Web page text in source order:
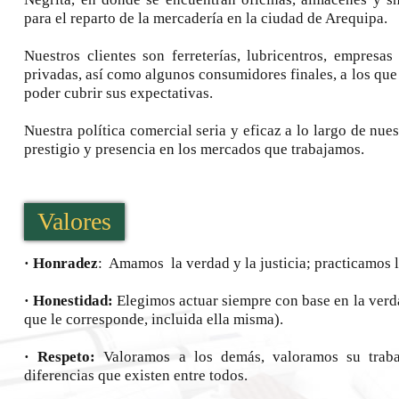
para el reparto de la mercadería en la ciudad de Arequipa.
Nuestros clientes son ferreterías, lubricentros,
privadas, así como algunos consumidores finales, a los
poder cubrir sus expectativas.
Nuestra política comercial seria y eficaz a lo largo de
prestigio y presencia en los mercados que trabajamos.
Valores
· Honradez: Amamos la verdad y la justicia; practicamos
· Honestidad:Elegimos actuar siempre con base en la
que le corresponde, incluida ella misma).
· Respeto:Valoramos a los demás, valoramos su
diferencias que existen entre todos.